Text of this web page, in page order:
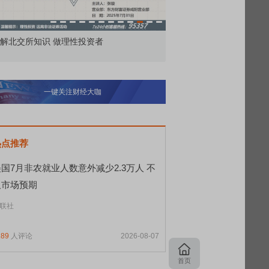
价委托那么多种，究竟怎么用？
一键关注财经大咖
推荐
7月非农就业人数意外减少2.3万人 不
场预期
社
人评论 2026-08-07
首页